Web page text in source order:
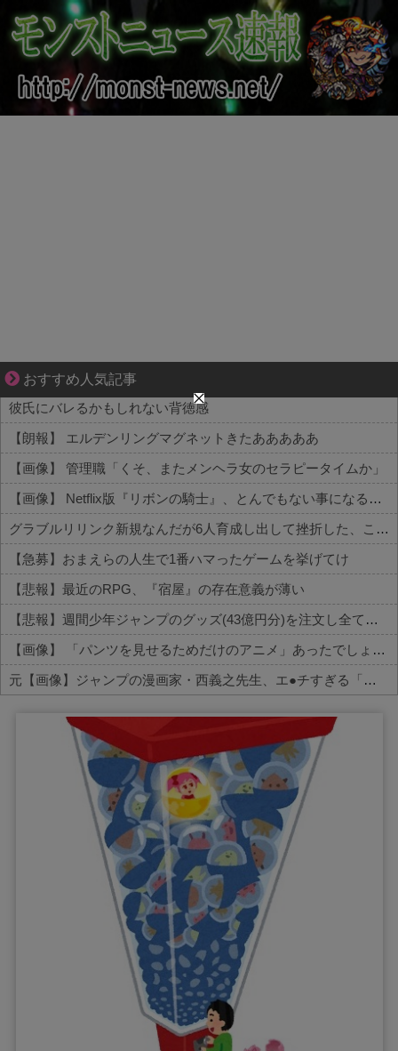
おすすめ人気記事
ゾッとして、ほろりとする奇妙な物語。
彼氏にバレるかもしれない背徳感
【朗報】 エルデンリングマグネットきたあああああ
【画像】 管理職「くそ、またメンヘラ女のセラピータイムか」
【画像】 Netflix版『リボンの騎士』、とんでもない事になるｗｗｗｗｗ
グラブルリリンク新規なんだが6人育成し出して挫折した、これ全キャラ育成するのにどんだけかかるの？
【急募】おまえらの人生で1番ハマったゲームを挙げてけ
【悲報】最近のRPG、『宿屋』の存在意義が薄い
【悲報】週間少年ジャンプのグッズ(43億円分)を注文し全てキャンセルした女逮捕ｗｗｗｗｗｗｗｗ
【画像】 「パンツを見せるためだけのアニメ」あったでしょｗｗｗｗｗ
元【画像】ジャンプの漫画家・西義之先生、エ●チすぎる「八尺様」の新作エ□漫画を描く
Powered by livedoor 相互RSS